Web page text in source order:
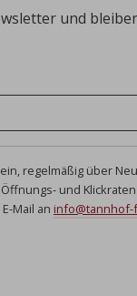
und
ein, regelmäßig über
und
Mail an